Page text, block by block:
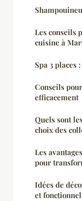
Les conseils
cuisine à
Spa 3 places
Conseils
efficacement
Quels sont
choix des
Les
pour
Idées de
et